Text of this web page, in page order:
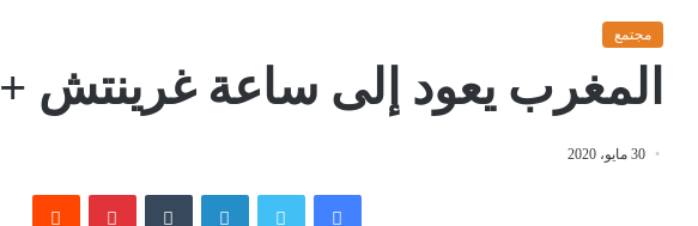
مجتمع
المغرب يعود إلى ساعة غرينتش +1
30 مايو، 2020
فيسبوك تويتر لينكدإن بينتيريست